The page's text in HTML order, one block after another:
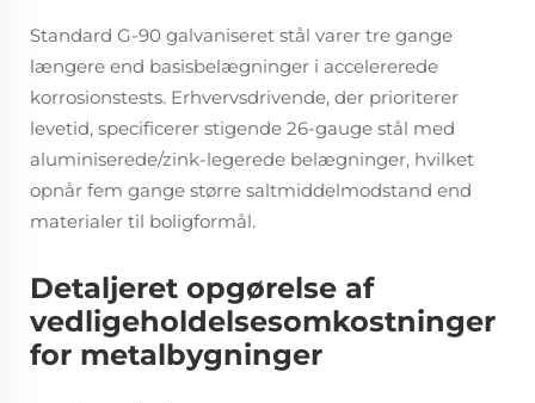
Standard G-90 galvaniseret stål varer tre gange
længere end basisbelægninger i accelererede
korrosionstests. Erhvervsdrivende, der prioriterer
levetid, specificerer stigende 26-gauge stål med
aluminiserede/zink-legerede belægninger, hvilket
opnår fem gange større saltmiddelmodstand end
materialer til boligformål.
Detaljeret opgørelse af
vedligeholdelsesomkostninger
for metalbygninger